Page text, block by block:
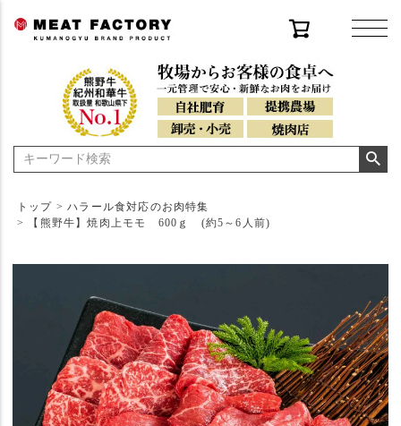
トップ
ハラール食対応のお肉特集
【熊野牛】焼肉上モモ 600ｇ (約5～6人前)